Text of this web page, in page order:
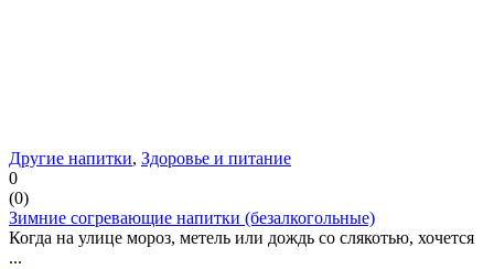
Другие напитки, Здоровье и питание
0
(0)
Зимние согревающие напитки (безалкогольные)
Когда на улице мороз, метель или дождь со слякотью, хочется
...